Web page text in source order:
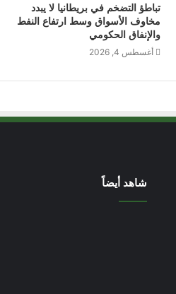
تباطؤ التضخم في بريطانيا لا يبدد
مخاوف الأسواق وسط ارتفاع النفط
والإنفاق الحكومي
أغسطس 4, 2026
شاهد أيضاً